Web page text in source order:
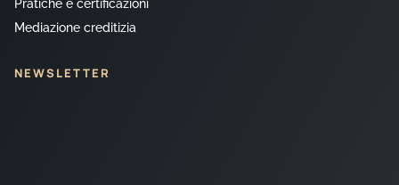
Pratiche e certificazioni
Mediazione creditizia
NEWSLETTER